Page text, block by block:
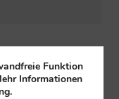
Funktion
Informationen